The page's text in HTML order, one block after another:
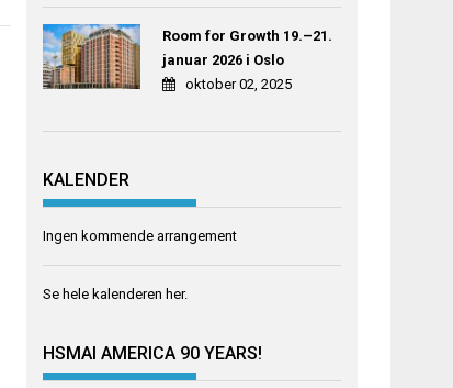
Room for Growth 19.–21.
januar 2026 i Oslo
oktober 02, 2025
KALENDER
Ingen kommende arrangement
Se hele kalenderen her.
HSMAI AMERICA 90 YEARS!